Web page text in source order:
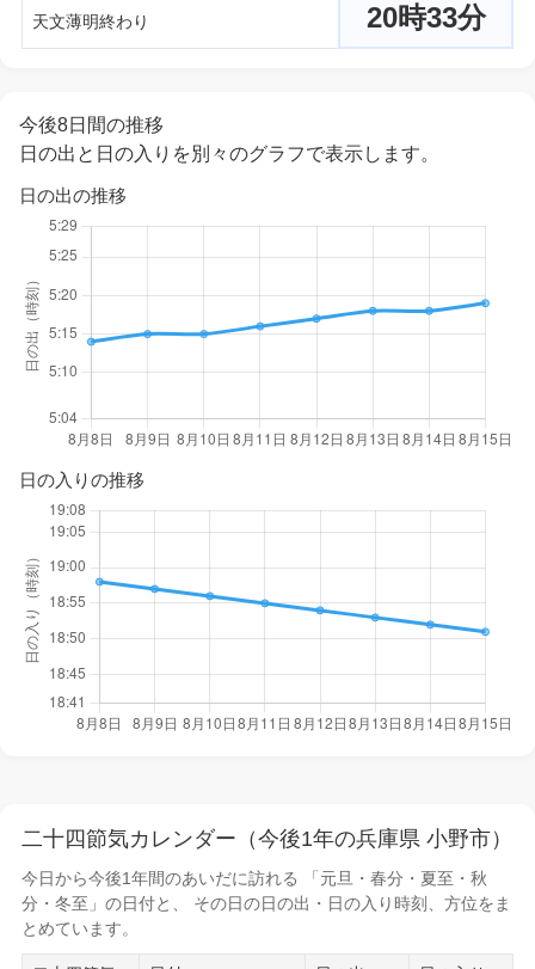
天文薄明終わり 20時33分
今後8日間の推移
日の出と日の入りを別々のグラフで表示します。
日の出の推移
日の入りの推移
二十四節気カレンダー（今後1年の兵庫県 小野市）
今日から今後1年間のあいだに訪れる 「元旦・春分・夏至・秋
分・冬至」の日付と、 その日の日の出・日の入り時刻
、方位をま
とめています。